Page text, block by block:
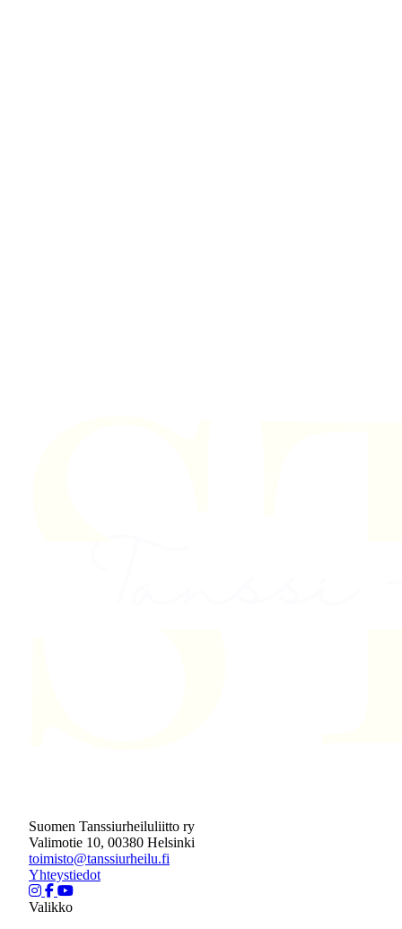
Suomen Tanssiurheiluliitto ry
Valimotie 10, 00380 Helsinki
toimisto@tanssiurheilu.fi
Yhteystiedot
Valikko